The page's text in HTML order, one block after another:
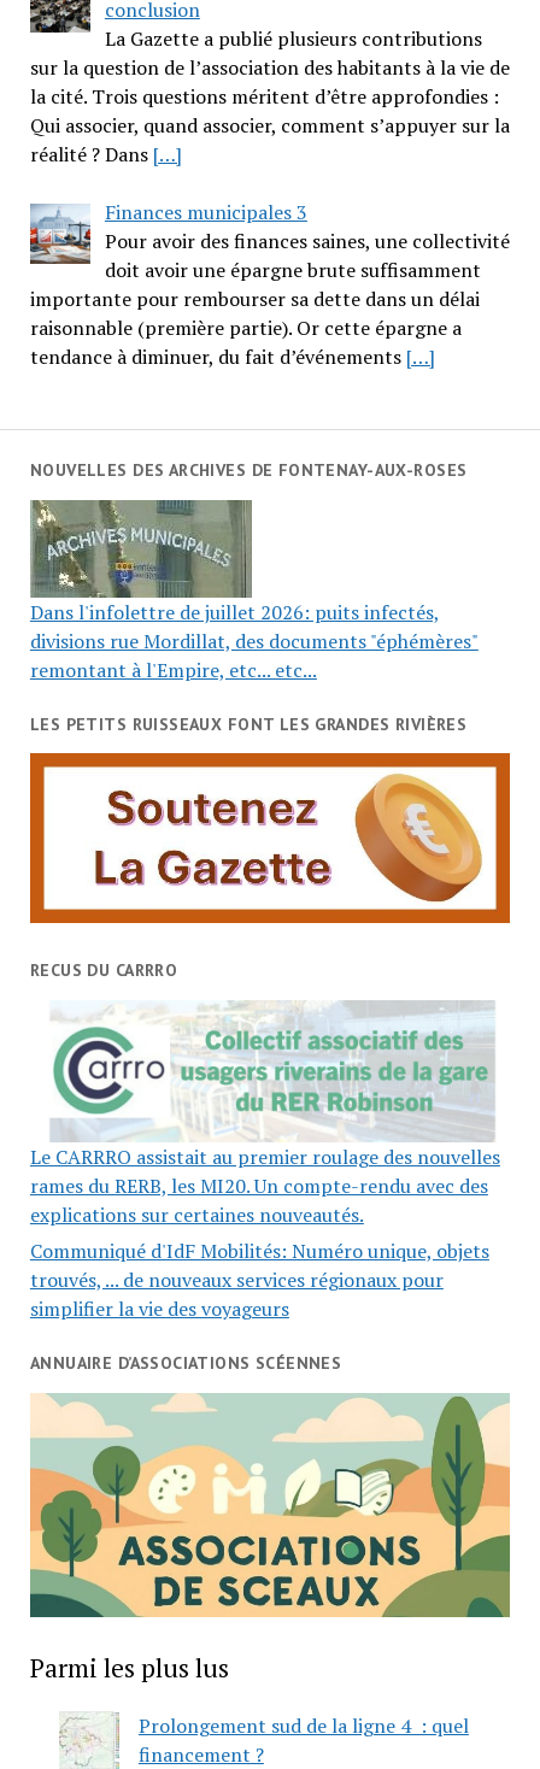
conclusion
La Gazette a publié plusieurs contributions
sur la question de l’association des habitants à la vie de
la cité. Trois questions méritent d’être approfondies :
Qui associer, quand associer, comment s’appuyer sur la
réalité ? Dans […]
Finances municipales 3
Pour avoir des finances saines, une collectivité
doit avoir une épargne brute suffisamment
importante pour rembourser sa dette dans un délai
raisonnable (première partie). Or cette épargne a
tendance à diminuer, du fait d’événements […]
NOUVELLES DES ARCHIVES DE FONTENAY-AUX-ROSES
Dans l'infolettre de juillet 2026: puits infectés,
divisions rue Mordillat, des documents "éphémères"
remontant à l'Empire, etc... etc...
LES PETITS RUISSEAUX FONT LES GRANDES RIVIÈRES
RECUS DU CARRRO
Le CARRRO assistait au premier roulage des nouvelles
rames du RERB, les MI20. Un compte-rendu avec des
explications sur certaines nouveautés.
Communiqué d'IdF Mobilités: Numéro unique, objets
trouvés, ... de nouveaux services régionaux pour
simplifier la vie des voyageurs
ANNUAIRE D’ASSOCIATIONS SCÉENNES
Parmi les plus lus
Prolongement sud de la ligne 4 : quel
financement ?